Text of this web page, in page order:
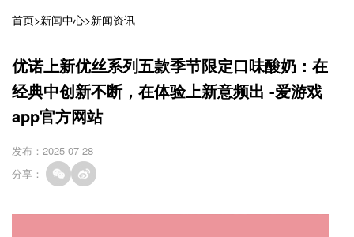
首页>新闻中心>新闻资讯
优诺上新优丝系列五款季节限定口味酸奶：在
经典中创新不断，在体验上新意频出 -爱游戏
app官方网站
发布：2025-07-28
分享：